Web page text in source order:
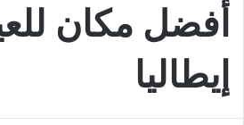
أفضل مكان
إيطاليا